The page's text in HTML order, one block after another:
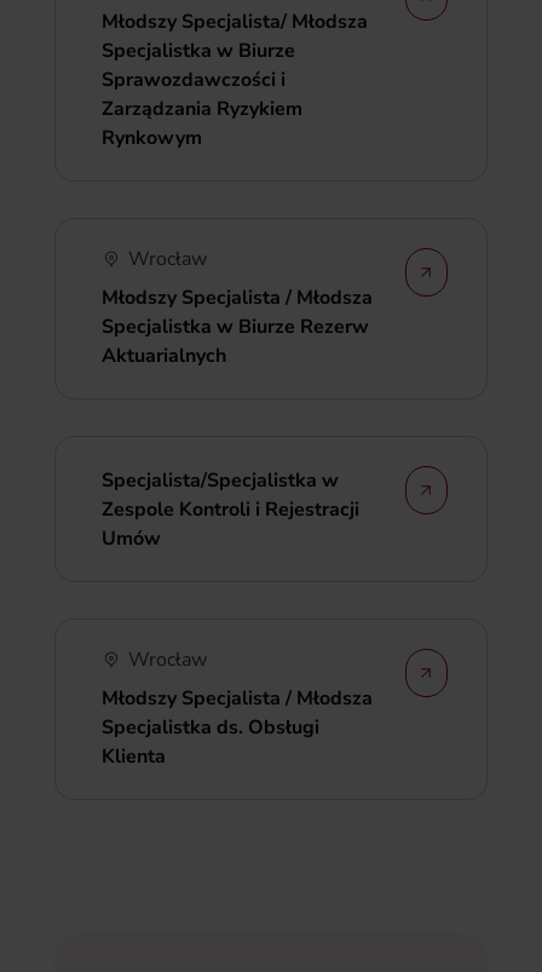
Młodszy Specjalista/ Młodsza
Specjalistka w Biurze
Sprawozdawczości i
Zarządzania Ryzykiem
Rynkowym
Młodszy Specjalista / Młodsza
Specjalistka w Biurze Rezerw
Aktuarialnych
Wrocław
Specjalista/Specjalistka w
Zespole Kontroli i Rejestracji
Umów
Młodszy Specjalista / Młodsza
Specjalistka ds. Obsługi
Klienta
Wrocław